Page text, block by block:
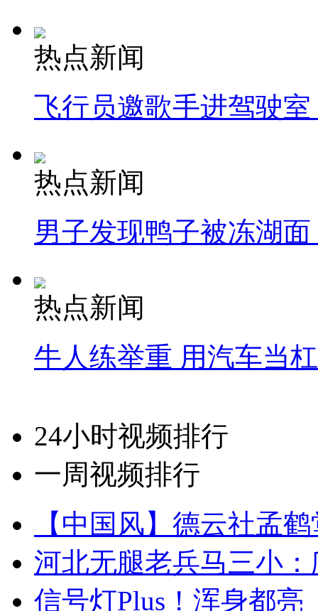
热点新闻
飞行员邀歌手进驾驶
热点新闻
男子发现鸭子被冻湖
热点新闻
牛人练举重 用汽车当
24小时视频排行
一周视频排行
【中国风】德云社孟
河北无腿老兵马三小
信号灯Plus！浑身都亮